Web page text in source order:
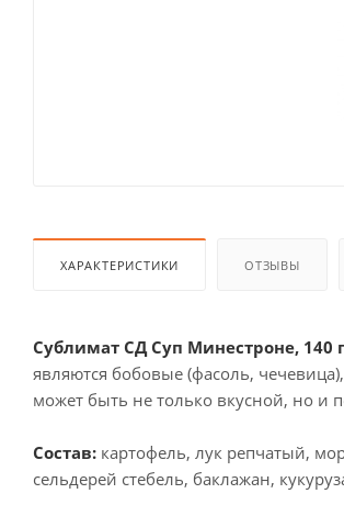
ХАРАКТЕРИСТИКИ ОТЗЫВЫ
Сублимат СД Суп Минестроне, 140
являются бобовые (фасоль,
может быть не только вкусной, но и
Состав: картофель, лук репчатый,
сельдерей стебель, баклажан,